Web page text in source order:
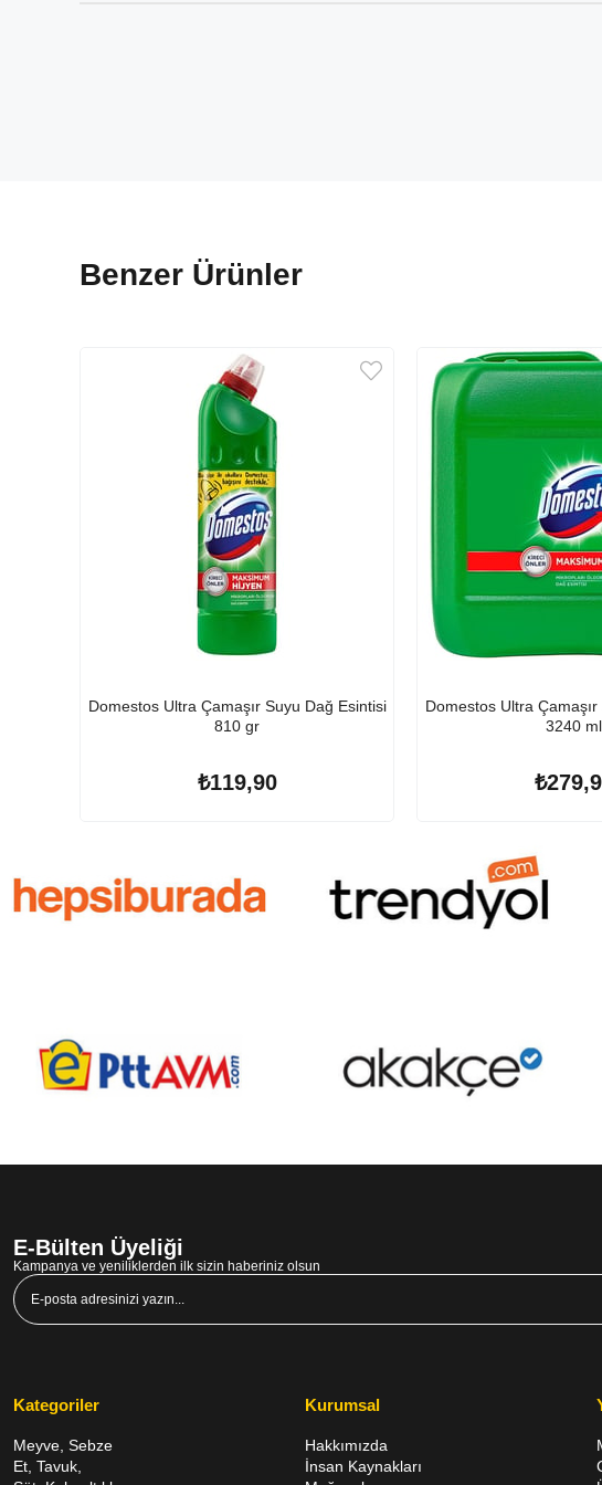
Benzer Ürünler
Domestos Ultra Çamaşır Suyu Dağ Esintisi
810 gr
₺119,90
Domestos Ultra
3240 ml
E-Bülten Üyeliği
Kampanya ve yeniliklerden ilk sizin haberiniz olsun
Kategoriler
Meyve, Sebze
Et, Tavuk,
Kurumsal
Hakkımızda
İnsan Kaynakları